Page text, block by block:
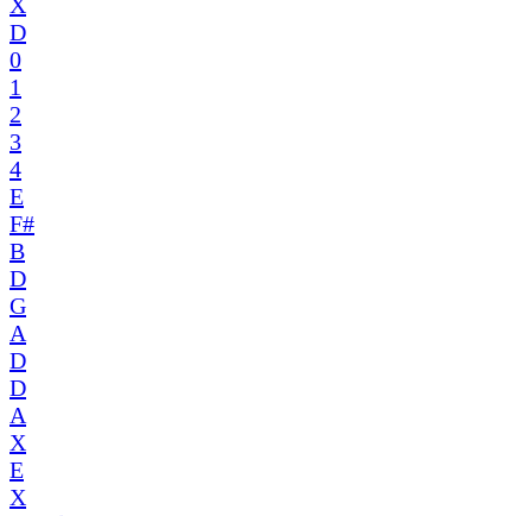
D
0
1
2
3
4
E
F#
B
D
G
A
D
D
A
X
E
X